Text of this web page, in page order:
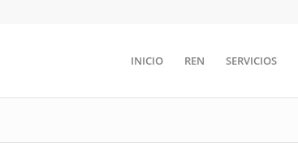
INICIO REN SERVICIOS